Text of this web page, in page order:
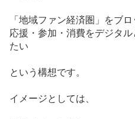
「地域ファン経済圏」をブロ
応援・参加・消費をデジタ
たい
という構想です。
イメージとしては、